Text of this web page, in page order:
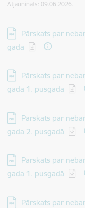
Atjaunināts: 09.06.2026.
Lejupielādēt:
Pārskats par
gadā
Lejupielādēt:
Pārskats par
gada 1. pusgadā
Lejupielādēt:
Pārskats par
gada 2. pusgadā
Lejupielādēt:
Pārskats par
gada 1. pusgadā
Lejupielādēt:
Pārskats par